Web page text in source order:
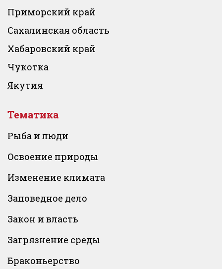
Приморский край
Сахалинская область
Хабаровский край
Чукотка
Якутия
Тематика
Рыба и люди
Освоение природы
Изменение климата
Заповедное дело
Закон и власть
Загрязнение среды
Браконьерство